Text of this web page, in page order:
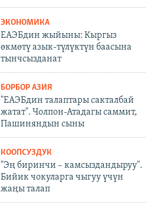
ЭКОНОМИКА
ЕАЭБдин жыйыны: Кыргыз
өкмөтү азык-түлүктүн баасына
тынчсызданат
БОРБОР АЗИЯ
"ЕАЭБдин талаптары сакталбай
жатат". Чолпон-Атадагы саммит,
Пашиняндын сыны
КООПСУЗДУК
"Эң биринчи – камсыздандыруу".
Бийик чокуларга чыгуу үчүн
жаңы талап